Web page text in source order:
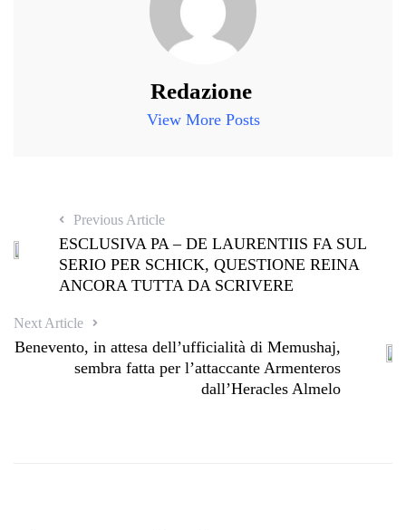
Redazione
View More Posts
Previous Article
ESCLUSIVA PA – DE LAURENTIIS FA SUL
SERIO PER SCHICK, QUESTIONE REINA
ANCORA TUTTA DA SCRIVERE
Next Article
Benevento, in attesa dell’ufficialità di Memushaj,
sembra fatta per l’attaccante Armenteros
dall’Heracles Almelo